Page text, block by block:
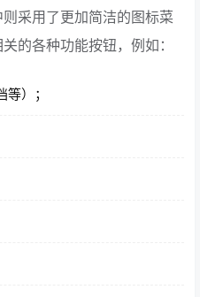
采用了更加简洁的图标菜
的各种功能按钮，例如：
）；